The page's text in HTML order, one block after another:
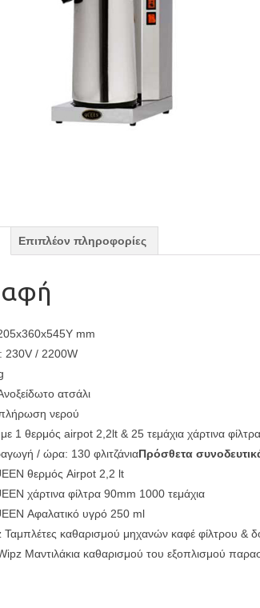
Επιπλέον πληροφορίες
mm
230V / 2200W
ατσάλι
πλήρωση νερού
1 θερμός airpot 2,2lt & 25 τεμάχια χάρτινα φίλτρα
/ ώρα: 130 φλιτζάνιαΠρόσθετα
θερμός Airpot 2,2 lt
χάρτινα φίλτρα 90mm 1000 τεμάχια
Αφαλατικό υγρό 250 ml
καθαρισμού μηχανών καφέ φίλτρου &
Μαντιλάκια καθαρισμού του εξοπλισμού